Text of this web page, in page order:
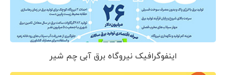
اینفوگرافیک نیروگاه برق آبی چم شیر